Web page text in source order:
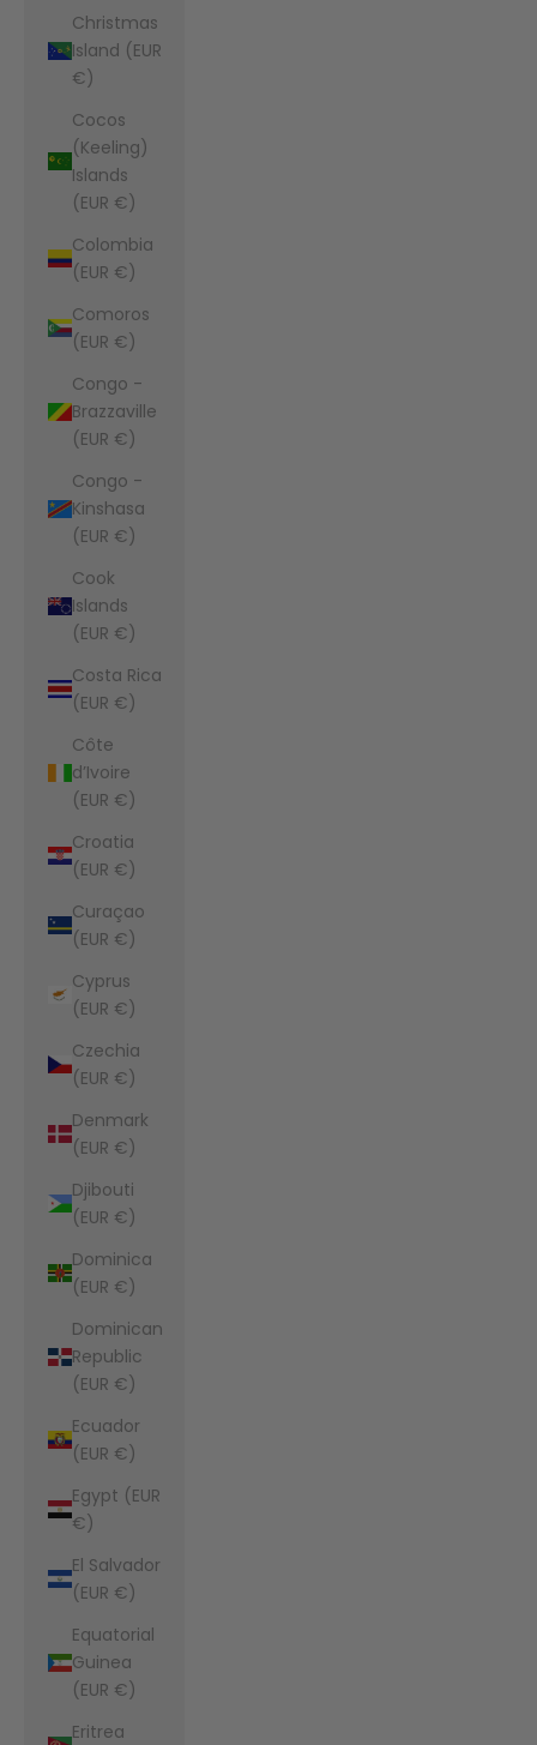
Christmas
Island (EUR
€)
Cocos
(Keeling)
Islands
(EUR €)
Colombia
(EUR €)
Comoros
(EUR €)
Congo -
Brazzaville
(EUR €)
Congo -
Kinshasa
(EUR €)
Cook
Islands
(EUR €)
Costa Rica
(EUR €)
Côte
d’Ivoire
(EUR €)
Croatia
(EUR €)
Curaçao
(EUR €)
Cyprus
(EUR €)
Czechia
(EUR €)
Denmark
(EUR €)
Djibouti
(EUR €)
Dominica
(EUR €)
Dominican
Republic
(EUR €)
Ecuador
(EUR €)
Egypt (EUR
€)
El Salvador
(EUR €)
Equatorial
Guinea
(EUR €)
Eritrea